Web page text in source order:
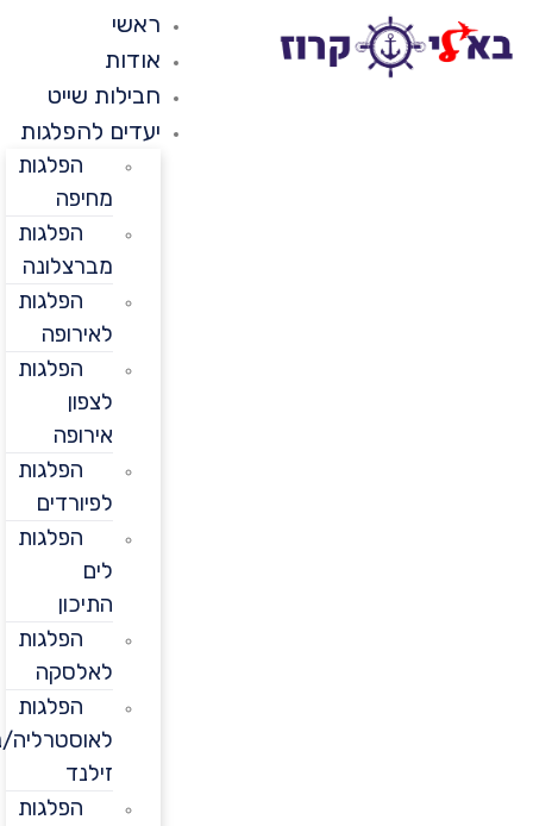
ראשי
אודות
חבילות שייט
יעדים להפלגות
הפלגות
מחיפה
הפלגות
מברצלונה
הפלגות
לאירופה
הפלגות
אירופה
הפלגות
לפיורדים
הפלגות
התיכון
הפלגות
לאלסקה
הפלגות
לאוסטרליה/ניו
הפלגות